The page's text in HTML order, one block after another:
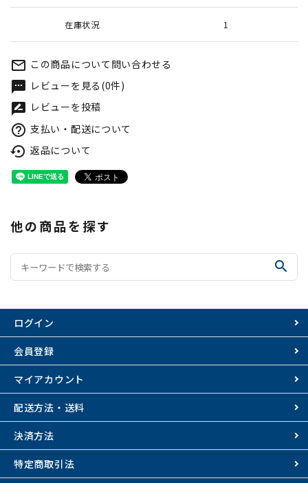
在庫状況 1
mail_outline この商品について問い合わせる
textsms レビューを見る(0件)
rate_review レビューを投稿
help_outline 支払い・配送について
settings_backup_restore 返品について
他の商品を探す
search
ログイン
会員登録
マイアカウント
配送方法・送料
決済方法
特定商取引法